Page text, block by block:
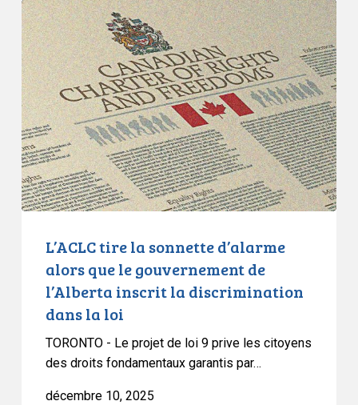
L’ACLC
tire
la
sonnette
d’alarme
alors
que
le
gouvernement
de
discrimination
dans
L’ACLC tire la sonnette d’alarme
alors que le gouvernement de
l’Alberta inscrit la discrimination
dans la loi
TORONTO - Le projet de loi 9 prive les citoyens
des droits fondamentaux garantis par…
décembre 10, 2025